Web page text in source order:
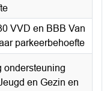
VVD en BBB Van
parkeerbehoefte
ondersteuning
en Gezin en